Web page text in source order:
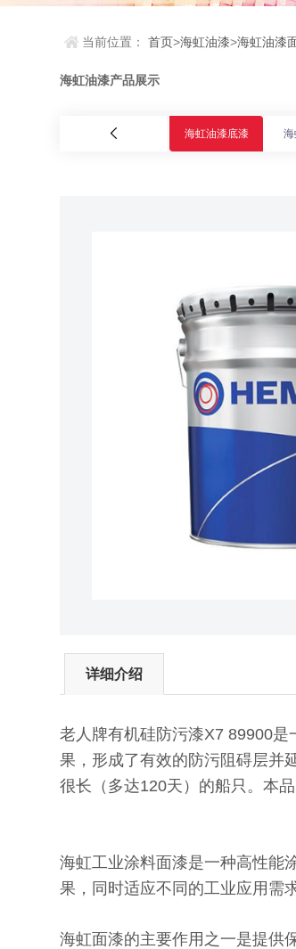
当前位置：首页>海虹油漆>海虹油漆
海虹油漆产品展示
海虹油漆底漆
详细介绍
老人牌有机硅防污漆X7 89900是
果，形成了有效的防污阻碍层并
很长（多达120天）的船只。本
海虹工业涂料面漆是一种高性能
果，同时适应不同的工业应用需求
海虹面漆的主要作用之一是提供